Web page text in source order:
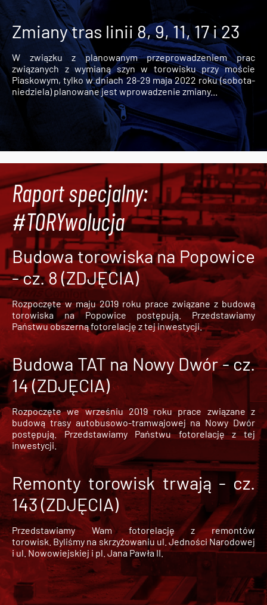
Zmiany tras linii 8, 9, 11, 17 i 23
W związku z planowanym przeprowadzeniem prac
związanych z wymianą szyn w torowisku przy moście
Piaskowym, tylko w dniach 28-29 maja 2022 roku (sobota-
niedziela) planowane jest wprowadzenie zmiany...
Raport specjalny:
#TORYwolucja
Budowa torowiska na Popowice
- cz. 8 (ZDJĘCIA)
Rozpoczęte w maju 2019 roku prace związane z budową
torowiska na Popowice
postępują. Przedstawiamy
Państwu obszerną fotorelację z tej inwestycji.
Budowa TAT na Nowy Dwór - cz.
14 (ZDJĘCIA)
Rozpoczęte we wrześniu 2019 roku prace związane z
budową trasy autobusowo-tramwajowej na Nowy Dwór
postępują. Przedstawiamy Państwu fotorelację z tej
inwestycji.
Remonty torowisk trwają - cz.
143 (ZDJĘCIA)
Przedstawiamy Wam fotorelację z remontów
torowisk. Byliśmy na skrzyżowaniu ul. Jedności Narodowej
i ul. Nowowiejskiej i pl. Jana Pawła II.